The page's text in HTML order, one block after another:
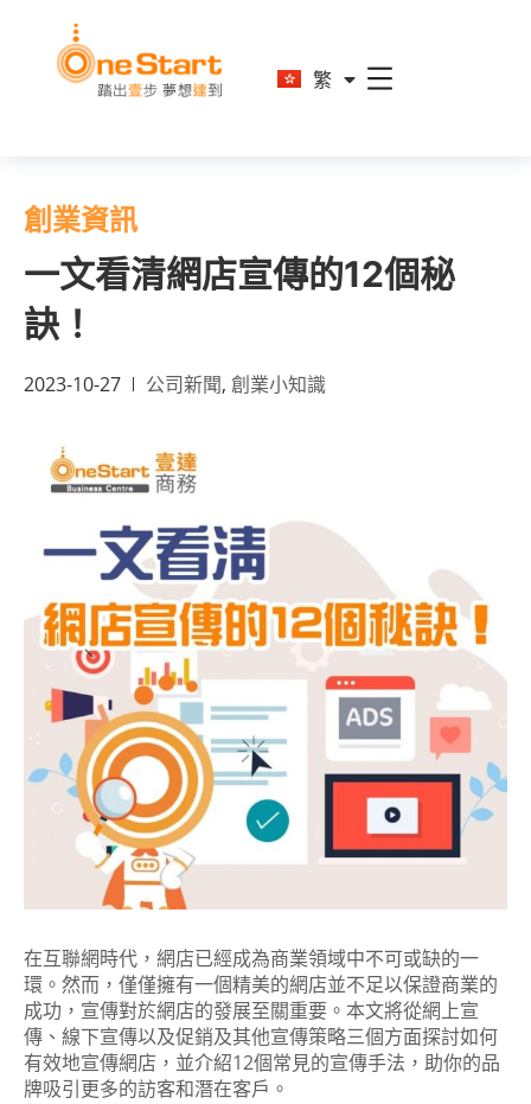
繁
简
創業資訊
一文看清網店宣傳的12個秘
訣！
2023-10-27 公司新聞, 創業小知識
在互聯網時代，網店已經成為商業領域中不可或缺的一
環。然而，僅僅擁有一個精美的網店並不足以保證商業的
成功，宣傳對於網店的發展至關重要。本文將從網上宣
傳、線下宣傳以及促銷及其他宣傳策略三個方面探討如何
有效地宣傳網店，並介紹12個常見的宣傳手法，助你的品
牌吸引更多的訪客和潛在客戶。